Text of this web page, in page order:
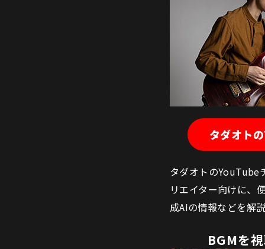
タダオト
タダオトのYouTube
リエイター向けに、
成AIの情報などを解
BGMを